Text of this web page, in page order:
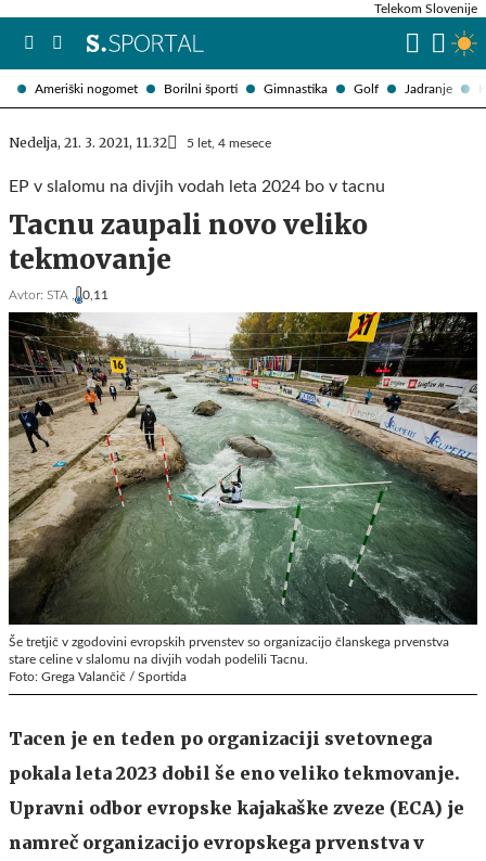
Ameriški nogomet Borilni športi Gimnastika Golf Jadranje
Telekom Slovenije
Nedelja, 21. 3. 2021, 11.32 5 let, 4 mesece
EP v slalomu na divjih vodah leta 2024 bo v tacnu
Tacnu zaupali novo veliko
tekmovanje
Avtor: STA , 0,11
Še tretjič v zgodovini evropskih prvenstev so organizacijo članskega prvenstva
stare celine v slalomu na divjih vodah podelili Tacnu.
Foto: Grega Valančič / Sportida
Tacen je en teden po organizaciji svetovnega
pokala leta 2023 dobil še eno veliko tekmovanje.
Upravni odbor evropske kajakaške zveze (ECA) je
namreč organizacijo evropskega prvenstva v